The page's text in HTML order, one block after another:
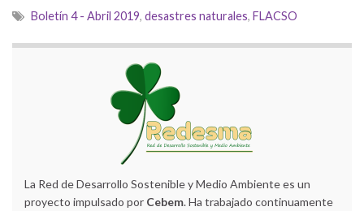
Boletín 4 - Abril 2019, desastres naturales, FLACSO
La Red de Desarrollo Sostenible y Medio Ambiente es un
proyecto impulsado por Cebem. Ha trabajado continuamente